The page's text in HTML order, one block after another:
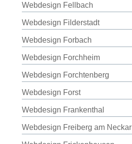
Webdesign Fellbach
Webdesign Filderstadt
Webdesign Forbach
Webdesign Forchheim
Webdesign Forchtenberg
Webdesign Forst
Webdesign Frankenthal
Webdesign Freiberg am Neckar